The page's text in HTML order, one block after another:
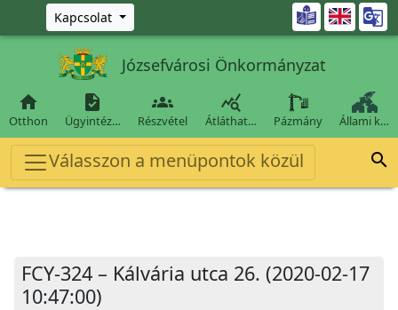
Ugrás a fő tartalomra
Kapcsolat 
Józsefvárosi Önkormányzat

Otthon

Ügyintéz…

Részvétel

Átláthat… Pázmány Állami k…
Válasszon a menüpontok közül 
FCY-324 – Kálvária utca 26. (2020-02-17
10:47:00)